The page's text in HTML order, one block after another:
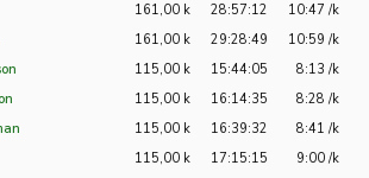
161,00 k 28:57:12
10:47 /k
161,00 k 29:28:49
10:59 /k
115,00 k 15:44:05
8:13 /k
115,00 k 16:14:35
8:28 /k
115,00 k 16:39:32
8:41 /k
115,00 k 17:15:15
9:00 /k